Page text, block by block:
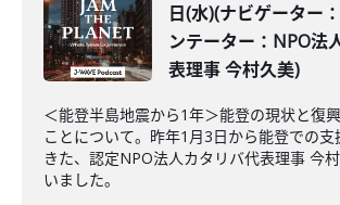
日(水)(ナビゲーター
ンテーター：NPO法
表理事 今村久美)
＜能登半島地震から1年＞能登の現状と復
ことについて。昨年1月3日から能登での支
きた、認定NPO法人カタリバ代表理事 今
いました。